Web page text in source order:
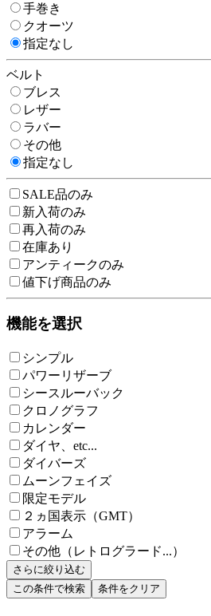
手巻き
クオーツ
指定なし
ベルト
ブレス
レザー
ラバー
その他
指定なし
SALE品のみ
新入荷のみ
再入荷のみ
在庫あり
アンティークのみ
値下げ商品のみ
機能を選択
シンプル
パワーリザーブ
シースルーバック
クロノグラフ
カレンダー
ダイヤ、etc...
ダイバーズ
ムーンフェイズ
限定モデル
２ヵ国表示（GMT）
アラーム
その他（レトログラード...）
さらに絞り込む
この条件で検索
条件をクリア